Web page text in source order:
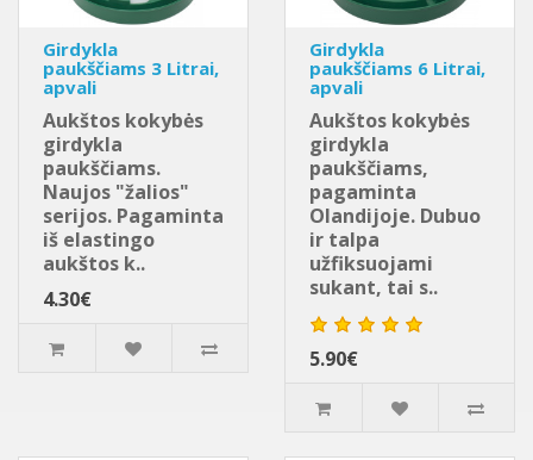
Girdykla
paukščiams 3 Litrai,
apvali
Aukštos kokybės
girdykla
paukščiams.
Naujos "žalios"
serijos. Pagaminta
iš elastingo
aukštos k..
4.30€
Girdykla
paukščiams 6 Litrai,
apvali
Aukštos kokybės
girdykla
paukščiams,
pagaminta
Olandijoje. Dubuo
ir talpa
užfiksuojami
sukant, tai s..
5.90€